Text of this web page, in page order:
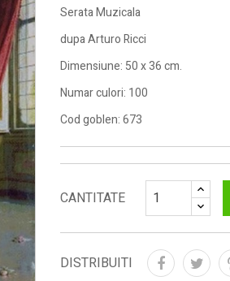
Serata Muzicala
dupa Arturo Ricci
Dimensiune: 50 x 36 cm.
Numar culori: 100
Cod goblen: 673
CANTITATE
DISTRIBUITI